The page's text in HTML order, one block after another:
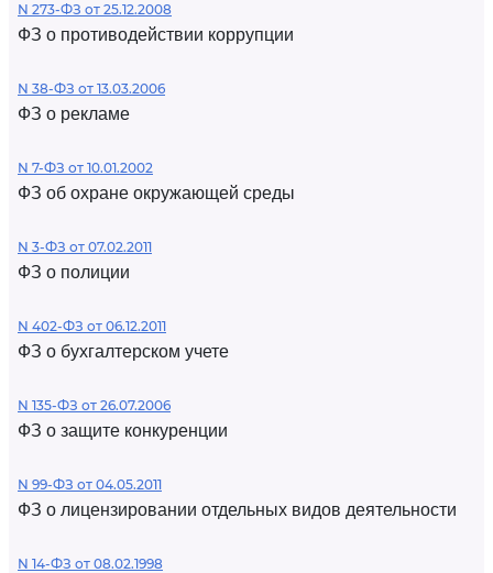
N 273-ФЗ от 25.12.2008
ФЗ о противодействии коррупции
N 38-ФЗ от 13.03.2006
ФЗ о рекламе
N 7-ФЗ от 10.01.2002
ФЗ об охране окружающей среды
N 3-ФЗ от 07.02.2011
ФЗ о полиции
N 402-ФЗ от 06.12.2011
ФЗ о бухгалтерском учете
N 135-ФЗ от 26.07.2006
ФЗ о защите конкуренции
N 99-ФЗ от 04.05.2011
ФЗ о лицензировании отдельных видов деятельности
N 14-ФЗ от 08.02.1998